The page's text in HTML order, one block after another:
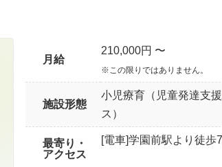
月給
210,000円 〜
※この限りではありません。
施設形態
小児療育（児童発達支
ス）
最寄り・
アクセス
[電車]学園前駅より徒歩